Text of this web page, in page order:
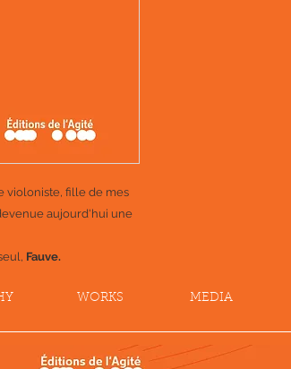
violoniste, fille de mes
aujourd'hui une
Fauve.
WORKS MEDIA